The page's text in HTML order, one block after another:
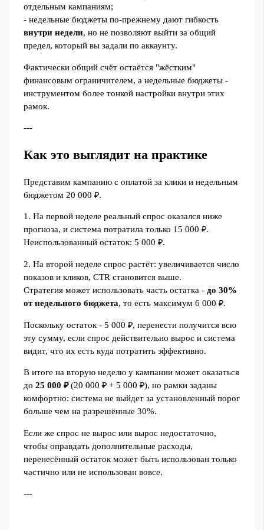
отдельным кампаниям;
- недельные бюджеты по-прежнему дают гибкость
внутри недели, но не позволяют выйти за общий
предел, который вы задали по аккаунту.
Фактически общий счёт остаётся "жёстким"
финансовым ограничителем, а недельные бюджеты -
инструментом более тонкой настройки внутри этих
рамок.
---
Как это выглядит на практике
Представим кампанию с оплатой за клики и недельным
бюджетом 20 000 ₽.
1. На первой неделе реальный спрос оказался ниже
прогноза, и система потратила только 15 000 ₽.
Неиспользованный остаток: 5 000 ₽.
2. На второй неделе спрос растёт: увеличивается число
показов и кликов, CTR становится выше.
Стратегия может использовать часть остатка - до 30%
от недельного бюджета, то есть максимум 6 000 ₽.
Поскольку остаток - 5 000 ₽, перенести получится всю
эту сумму, если спрос действительно вырос и система
видит, что их есть куда потратить эффективно.
В итоге на вторую неделю у кампании может оказаться
до 25 000 ₽(20 000 ₽ + 5 000 ₽), но рамки заданы
комфортно: система не выйдет за установленный порог
больше чем на разрешённые 30%.
Если же спрос не вырос или вырос недостаточно,
чтобы оправдать дополнительные расходы,
перенесённый остаток может быть использован только
частично или не использован вовсе.
---